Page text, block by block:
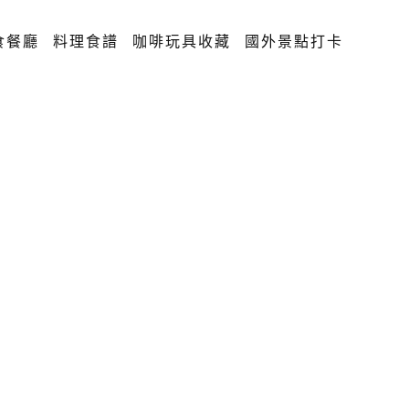
餐廳 料理食譜 咖啡玩具收藏 國外景點打卡